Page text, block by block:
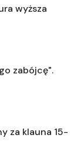
wyższa
zabójcę".
za klauna 15-